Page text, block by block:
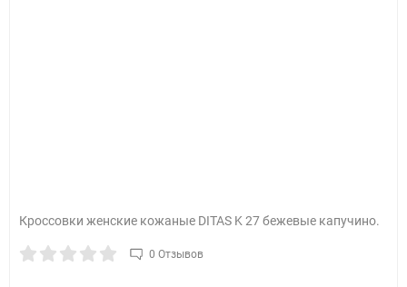
Кроссовки женские кожаные DITAS K 27 бежевые капучино.
0 Отзывов